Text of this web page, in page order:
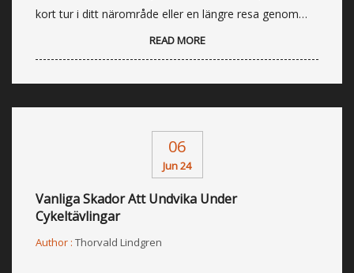
kort tur i ditt närområde eller en längre resa genom…
READ MORE
06
Jun 24
Vanliga Skador Att Undvika Under
Cykeltävlingar
Author : Thorvald Lindgren